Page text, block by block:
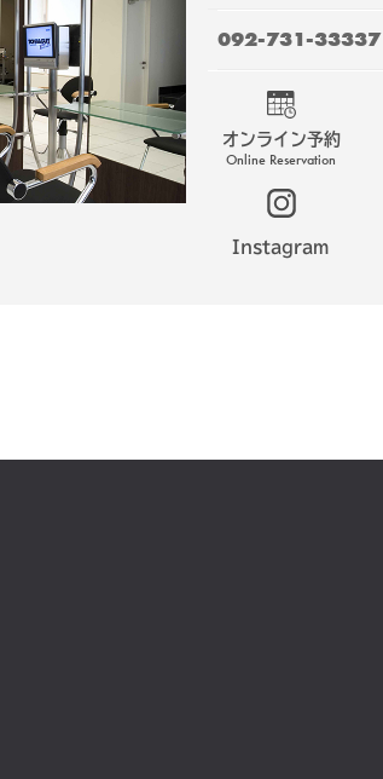
092-731-33337
オンライン予約
Online Reservation
Instagram